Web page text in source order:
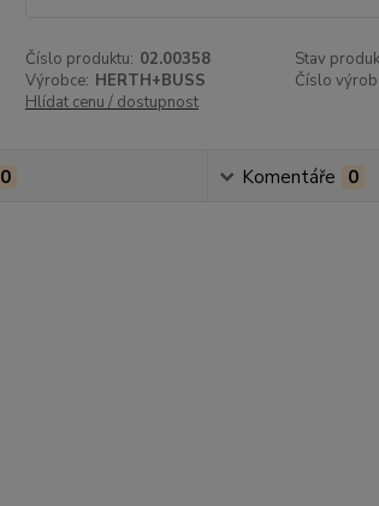
Číslo produktu: 02.00358 Stav
Výrobce: HERTH+BUSS Číslo
Hlídat cenu / dostupnost
0 Komentáře 0